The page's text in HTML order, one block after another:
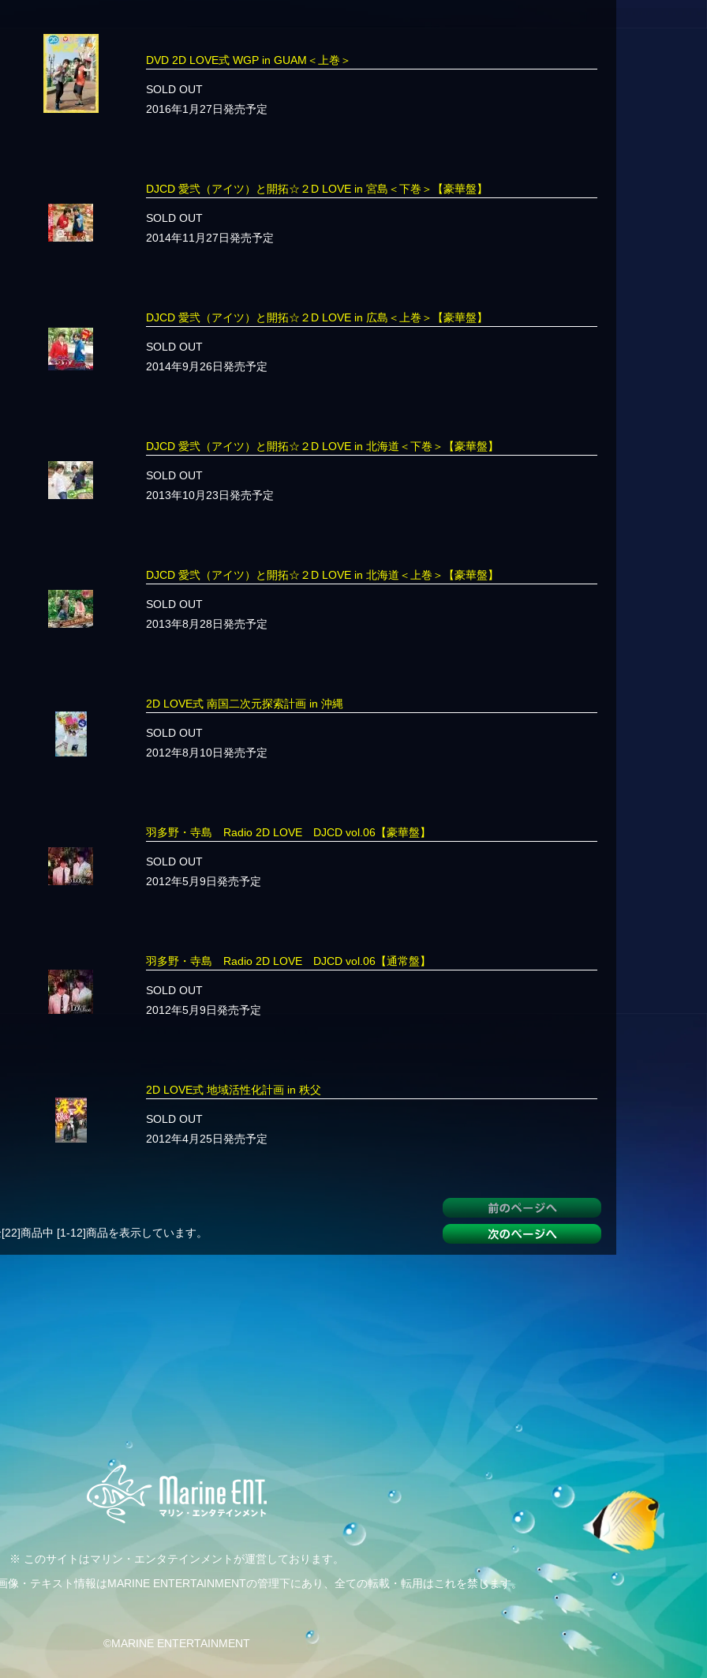
DVD 2D LOVE式 WGP in GUAM＜上巻＞
SOLD OUT
2016年1月27日発売予定
DJCD 愛弐（アイツ）と開拓☆２D LOVE in 宮島＜下巻＞【豪華盤】
SOLD OUT
2014年11月27日発売予定
DJCD 愛弐（アイツ）と開拓☆２D LOVE in 広島＜上巻＞【豪華盤】
SOLD OUT
2014年9月26日発売予定
DJCD 愛弐（アイツ）と開拓☆２D LOVE in 北海道＜下巻＞【豪華盤】
SOLD OUT
2013年10月23日発売予定
DJCD 愛弐（アイツ）と開拓☆２D LOVE in 北海道＜上巻＞【豪華盤】
SOLD OUT
2013年8月28日発売予定
2D LOVE式 南国二次元探索計画 in 沖縄
SOLD OUT
2012年8月10日発売予定
羽多野・寺島 Radio 2D LOVE DJCD vol.06【豪華盤】
SOLD OUT
2012年5月9日発売予定
羽多野・寺島 Radio 2D LOVE DJCD vol.06【通常盤】
SOLD OUT
2012年5月9日発売予定
2D LOVE式 地域活性化計画 in 秩父
SOLD OUT
2012年4月25日発売予定
商品中 [1-12]商品を表示しています。
※ このサイトはマリン・エンタテインメントが運営しております。
・テキスト情報はMARINE ENTERTAINMENTの管理下にあり、全ての転載・転用はこれを禁じます。
©MARINE ENTERTAINMENT